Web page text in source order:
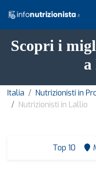
Scopri i
Italia
Nutrizionisti in
Nutrizionisti in Lallio
Top 10